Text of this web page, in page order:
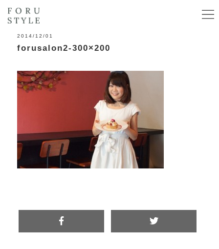
2014/12/01
forusalon2-300×200